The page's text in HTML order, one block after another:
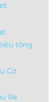
tổng
Cơ
Ra